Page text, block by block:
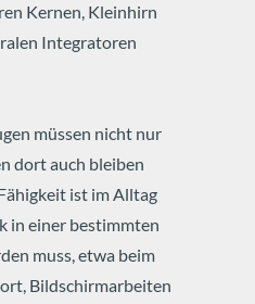
Kernen, Kleinhirn
Integratoren
müssen nicht nur
dort auch bleiben
ist im Alltag
in einer bestimmten
muss, etwa beim
Bildschirmarbeiten